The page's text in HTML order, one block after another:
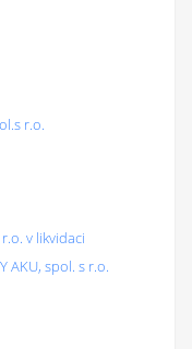
r.o.
v likvidaci
AKU, spol. s r.o.